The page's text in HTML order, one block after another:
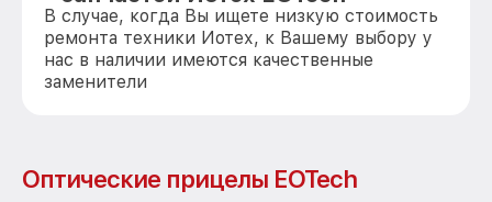
В случае, когда Вы ищете низкую стоимость
ремонта техники Иотех, к Вашему выбору у
нас в наличии имеются качественные
заменители
Оптические прицелы EOTech